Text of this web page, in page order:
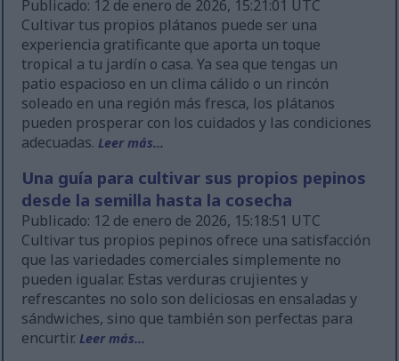
Publicado: 12 de enero de 2026, 15:21:01 UTC
Cultivar tus propios plátanos puede ser una
experiencia gratificante que aporta un toque
tropical a tu jardín o casa. Ya sea que tengas un
patio espacioso en un clima cálido o un rincón
soleado en una región más fresca, los plátanos
pueden prosperar con los cuidados y las condiciones
adecuadas.Leer más...
Una guía para cultivar sus propios pepinos
desde la semilla hasta la cosecha
Publicado: 12 de enero de 2026, 15:18:51 UTC
Cultivar tus propios pepinos ofrece una satisfacción
que las variedades comerciales simplemente no
pueden igualar. Estas verduras crujientes y
refrescantes no solo son deliciosas en ensaladas y
sándwiches, sino que también son perfectas para
encurtir.Leer más...